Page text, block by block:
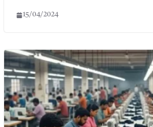
15/04/2024